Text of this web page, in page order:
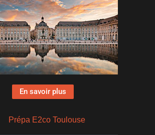
En savoir plus
Prépa E2co Toulouse